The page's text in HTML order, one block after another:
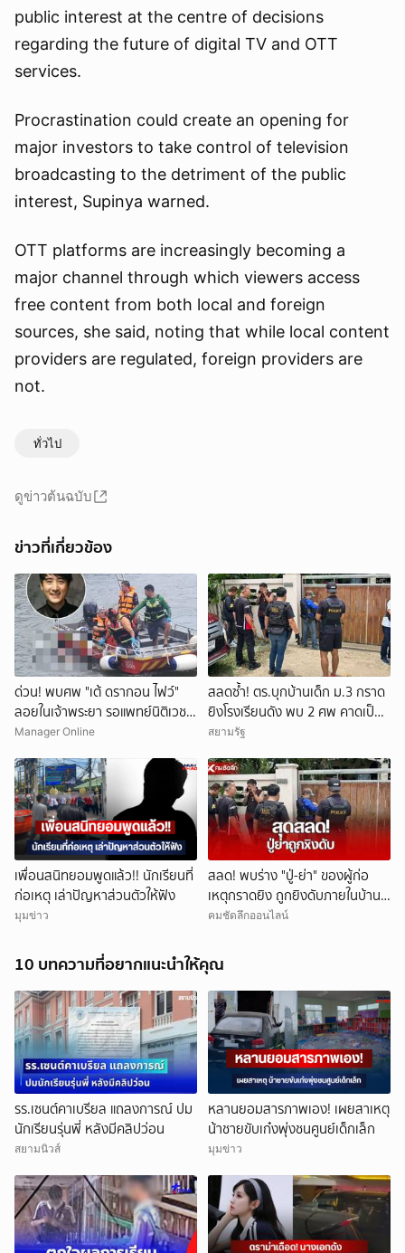
public interest at the centre of decisions
regarding the future of digital TV and OTT
services.
Procrastination could create an opening for
major investors to take control of television
broadcasting to the detriment of the public
interest, Supinya warned.
OTT platforms are increasingly becoming a
major channel through which viewers access
free content from both local and foreign
sources, she said, noting that while local content
providers are regulated, foreign providers are
not.
ทั่วไป
ดูข่าวต้นฉบับ
ข่าวที่เกี่ยวข้อง
ด่วน! พบศพ "เต้ ดรากอน ไฟว์"
ลอยในเจ้าพระยา รอแพทย์นิติเวช-
ตร.มาตรวจสอบ
Manager Online
สลดซ้ำ! ตร.บุกบ้านเด็ก ม.3 กราด
ยิงโรงเรียนดัง พบ 2 ศพ คาดเป็น
ปู่-ย่า โดนสังหารก่อนก่อเหตุ
สยามรัฐ
เพื่อนสนิทยอมพูดแล้ว!! นักเรียนที่
ก่อเหตุ เล่าปัญหาส่วนตัวให้ฟัง
มุมข่าว
สลด! พบร่าง "ปู่-ย่า" ของผู้ก่อ
เหตุกราดยิง ถูกยิงดับภายในบ้าน
พัก
คมชัดลึกออนไลน์
10 บทความที่อยากแนะนำให้คุณ
รร.เซนต์คาเบรียล แถลงการณ์ ปม
นักเรียนรุ่นพี่ หลังมีคลิปว่อน
สยามนิวส์
หลานยอมสารภาพเอง! เผยสาเหตุ
น้าชายขับเก๋งพุ่งชนศูนย์เด็กเล็ก
มุมข่าว